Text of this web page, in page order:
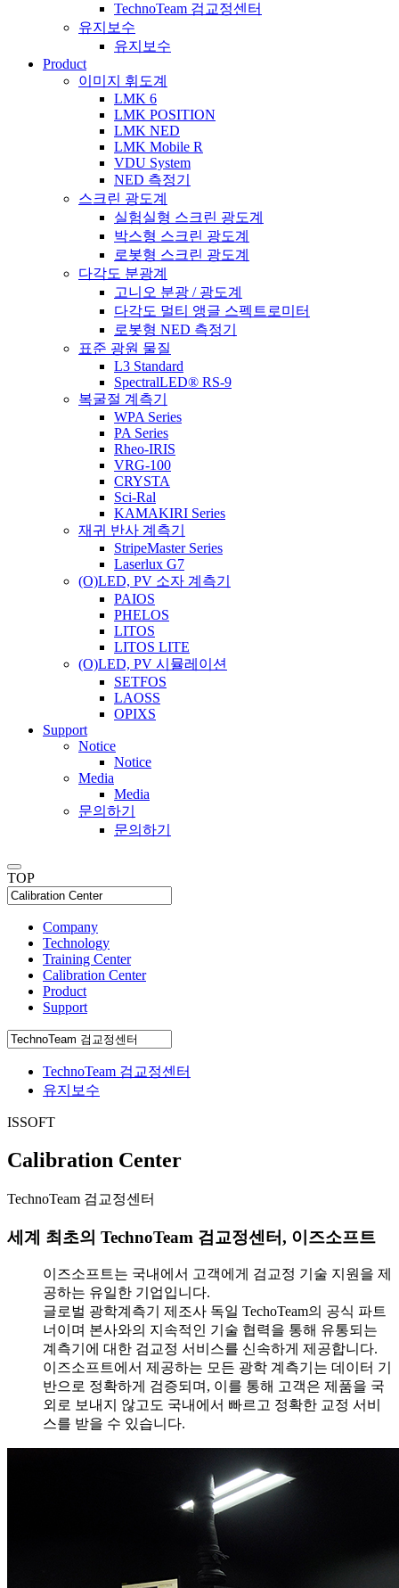
TechnoTeam 검교정센터
유지보수
유지보수
Product
이미지 휘도계
LMK 6
LMK POSITION
LMK NED
LMK Mobile R
VDU System
NED 측정기
스크린 광도계
실험실형 스크린 광도계
박스형 스크린 광도계
로봇형 스크린 광도계
다각도 분광계
고니오 분광 / 광도계
다각도 멀티 앵글 스펙트로미터
로봇형 NED 측정기
표준 광원 물질
L3 Standard
SpectralLED® RS-9
복굴절 계측기
WPA Series
PA Series
Rheo-IRIS
VRG-100
CRYSTA
Sci-Ral
KAMAKIRI Series
재귀 반사 계측기
StripeMaster Series
Laserlux G7
(O)LED, PV 소자 계측기
PAIOS
PHELOS
LITOS
LITOS LITE
(O)LED, PV 시뮬레이션
SETFOS
LAOSS
OPIXS
Support
Notice
Notice
Media
Media
문의하기
문의하기
TOP
Company
Technology
Training Center
Calibration Center
Product
Support
TechnoTeam 검교정센터
유지보수
ISSOFT
Calibration Center
TechnoTeam 검교정센터
세계 최초의 TechnoTeam 검교정센터, 이즈소프트
이즈소프트는 국내에서 고객에게 검교정 기술 지원을 제
공하는 유일한 기업입니다.
글로벌 광학계측기 제조사 독일 TechoTeam의 공식 파트
너이며 본사와의 지속적인 기술 협력을 통해 유통되는
계측기에 대한 검교정 서비스를 신속하게 제공합니다.
이즈소프트에서 제공하는 모든 광학 계측기는 데이터 기
반으로 정확하게 검증되며, 이를 통해 고객은 제품을 국
외로 보내지 않고도 국내에서 빠르고 정확한 교정 서비
스를 받을 수 있습니다.